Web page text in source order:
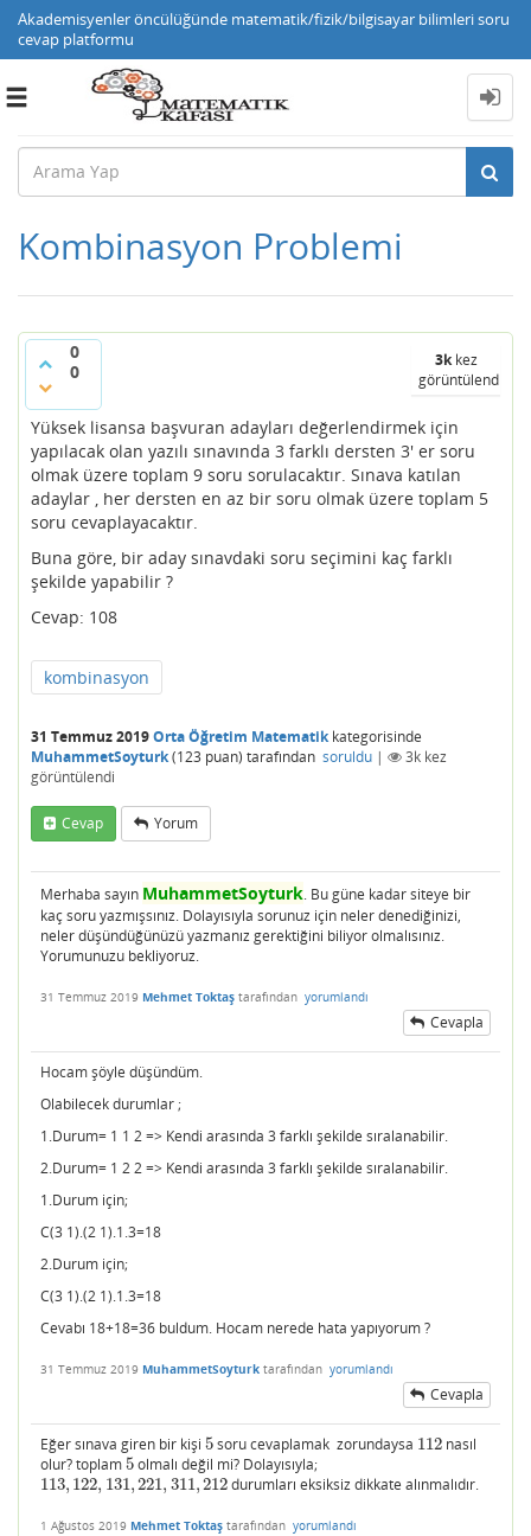
Akademisyenler öncülüğünde matematik/fizik/bilgisayar bilimleri soru
cevap platformu
Toggle
Kombinasyon Problemi
0
0
3kkez
görüntülendi
Yüksek lisansa başvuran adayları değerlendirmek için
yapılacak olan yazılı sınavında 3 farklı dersten 3' er soru
olmak üzere toplam 9 soru sorulacaktır. Sınava katılan
adaylar , her dersten en az bir soru olmak üzere toplam 5
soru cevaplayacaktır.
Buna göre, bir aday sınavdaki soru seçimini kaç farklı
şekilde yapabilir ?
Cevap: 108
kombinasyon
31 Temmuz 2019Orta Öğretim Matematikkategorisinde
MuhammetSoyturk(123 puan) tarafından soruldu | 3k kez
görüntülendi
Cevap Yorum
Merhaba sayın MuhammetSoyturk. Bu güne kadar siteye bir
kaç soru yazmışsınız. Dolayısıyla sorunuz için neler denediğinizi,
neler düşündüğünüzü yazmanız gerektiğini biliyor olmalısınız.
Yorumunuzu bekliyoruz.
31 Temmuz 2019 Mehmet Toktaş tarafından yorumlandı
Cevapla
Hocam şöyle düşündüm.
Olabilecek durumlar ;
1.Durum= 1 1 2 => Kendi arasında 3 farklı şekilde sıralanabilir.
2.Durum= 1 2 2 => Kendi arasında 3 farklı şekilde sıralanabilir.
1.Durum için;
C(3 1).(2 1).1.3=18
2.Durum için;
C(3 1).(2 1).1.3=18
Cevabı 18+18=36 buldum. Hocam nerede hata yapıyorum ?
31 Temmuz 2019 MuhammetSoyturk tarafından yorumlandı
Cevapla
Eğer sınava giren bir kişi 5
5soru cevaplamak zorundaysa 112
112 nasıl
olur? toplam5
5olmalı değil mi? Dolayısıyla;
113, 122, 131, 221, 311, 212
113, 122,131,221,311,212 durumları eksiksiz dikkate alınmalıdır.
1 Ağustos 2019 Mehmet Toktaş tarafından yorumlandı